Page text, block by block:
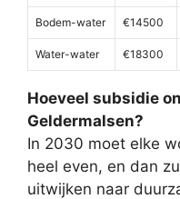
Bodem-water €14500
Water-water €18300
Hoeveel subsidie
Geldermalsen?
In 2030 moet elke
heel even, en dan
uitwijken naar